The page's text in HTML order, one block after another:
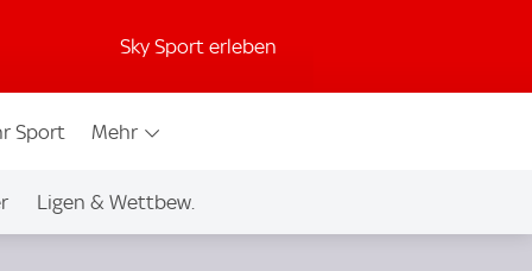
Sky Sport erleben
Sport Mehr
Ligen & Wettbew.